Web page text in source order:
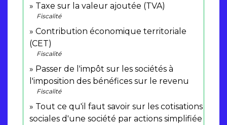
Taxe sur la valeur ajoutée (TVA)
Fiscalité
Contribution économique territoriale
(CET)
Fiscalité
Passer de l'impôt sur les sociétés à
l'imposition des bénéfices sur le revenu
Fiscalité
Tout ce qu'il faut savoir sur les cotisations
sociales d'une société par actions simplifiée